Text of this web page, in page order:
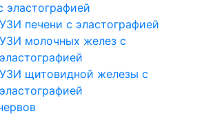
эластографией
УЗИ печени с эластографией
УЗИ молочных желез с
эластографией
УЗИ щитовидной железы с
эластографией